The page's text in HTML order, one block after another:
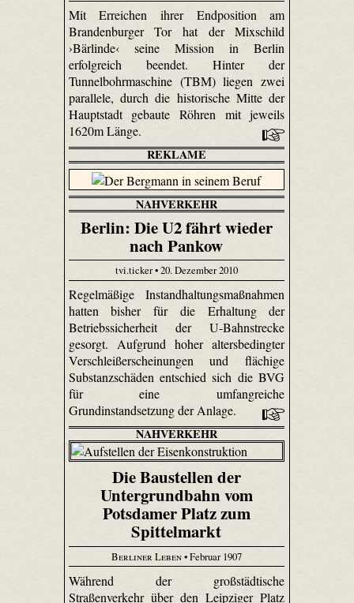
Mit Erreichen ihrer Endposition am
Brandenburger Tor hat der Mixschild
›Bärlinde‹ seine Mission in Berlin
erfolgreich beendet. Hinter der
Tunnelbohrmaschine (TBM) liegen zwei
parallele, durch die historische Mitte der
Hauptstadt gebaute Röhren mit jeweils
1620m Länge.
REKLAME
NAHVERKEHR
Berlin: Die U2 fährt wieder
nach Pankow
tvi.ticker • 20. Dezember 2010
Regelmäßige Instandhaltungsmaßnahmen
hatten bisher für die Erhaltung der
Betriebssicherheit der U-Bahnstrecke
gesorgt. Aufgrund hoher altersbedingter
Verschleißerscheinungen und flächige
Substanzschäden entschied sich die BVG
für eine umfangreiche
Grundinstandsetzung der Anlage.
NAHVERKEHR
Die Baustellen der
Untergrundbahn vom
Potsdamer Platz zum
Spittelmarkt
Berliner Leben• Februar 1907
Während der großstädtische
Straßenverkehr über den Leipziger Platz